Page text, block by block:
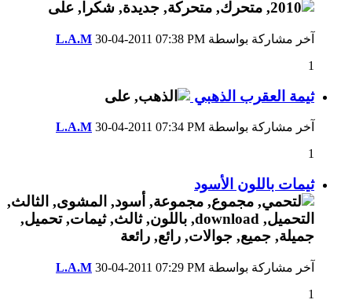
آخر مشاركة بواسطة L.A.M 30-04-2011 07:38 PM
1
ثيمة العقرب الذهبي
آخر مشاركة بواسطة L.A.M 30-04-2011 07:34 PM
1
ثيمات باللون الأسود
آخر مشاركة بواسطة L.A.M 30-04-2011 07:29 PM
1